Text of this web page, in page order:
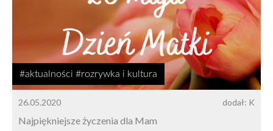
#aktualności #rozrywka i kultura
26.05.2020 dodał: K
Najpiękniejsze życzenia dla Mam